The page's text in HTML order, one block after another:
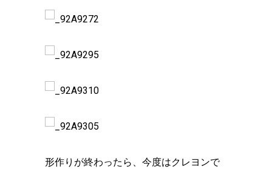
形作りが終わったら、今度はクレヨンで